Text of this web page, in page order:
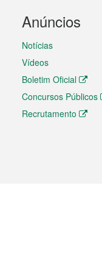
Anúncios
Notícias
Vídeos
Boletim Oficial
Concursos Públicos
Recrutamento